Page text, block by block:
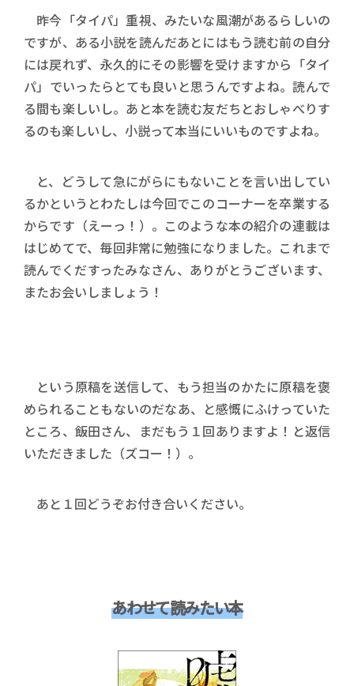
昨今「タイパ」重視、みたいな風潮があるらしいの
ですが、ある小説を読んだあとにはもう読む前の自分
には戻れず、永久的にその影響を受けますから「タイ
パ」でいったらとても良いと思うんですよね。読んで
る間も楽しいし。あと本を読む友だちとおしゃべりす
るのも楽しいし、小説って本当にいいものですよね。
と、どうして急にがらにもないことを言い出してい
るかというとわたしは今回でこのコーナーを卒業する
からです（えーっ！）。このような本の紹介の連載は
はじめてで、毎回非常に勉強になりました。これまで
読んでくだすったみなさん、ありがとうございます、
またお会いしましょう！
という原稿を送信して、もう担当のかたに原稿を褒
められることもないのだなあ、と感慨にふけっていた
ところ、飯田さん、まだもう１回ありますよ！と返信
いただきました（ズコー！）。
あと１回どうぞお付き合いください。
あわせて読みたい本